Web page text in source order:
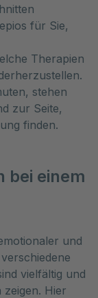
für Sie,
Therapien
stehen
zur Seite,
finden.
bei einem
und
vielfältig und
zeigen. Hier